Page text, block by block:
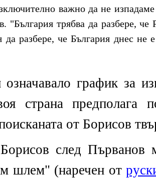
важно да не
"България трябва да разбере, че
да разбере, че България днес не
график за
страна предполага
от Борисов
след Първанов
шлем" (наречен от